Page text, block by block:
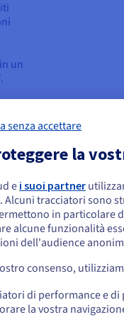
un
n8n include
avanzate dei
personalizzato.
Poiché può
DevOps che
che la
un ordine da Stati
un account.
us.ovhcloud.com/
senza accettare
la
ei suoi partner
Alcuni tracciatori sono
in particolare
alcune funzionalità
dell'audience
consenso,
di performance e
la vostra